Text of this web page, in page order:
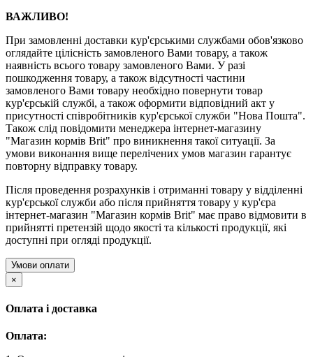
ВАЖЛИВО!
При замовленні доставки кур'єрськими службами обов'язково
оглядайте цілісність замовленого Вами товару, а також
наявність всього товару замовленого Вами. У разі
пошкодження товару, а також відсутності частини
замовленого Вами товару необхідно повернути товар
кур'єрській службі, а також оформити відповідний акт у
присутності співробітників кур'єрської служби "Нова Пошта".
Також слід повідомити менеджера інтернет-магазину
"Магазин кормів Brit" про виникнення такої ситуації. За
умови виконання вище перелічених умов магазин гарантує
повторну відправку товару.
Після проведення розрахунків і отриманні товару у відділенні
кур'єрської служби або після прийняття товару у кур'єра
інтернет-магазин "Магазин кормів Brit" має право відмовити в
прийнятті претензій щодо якості та кількості продукції, які
доступні при огляді продукції.
Умови оплати
×
Оплата і доставка
Оплата: